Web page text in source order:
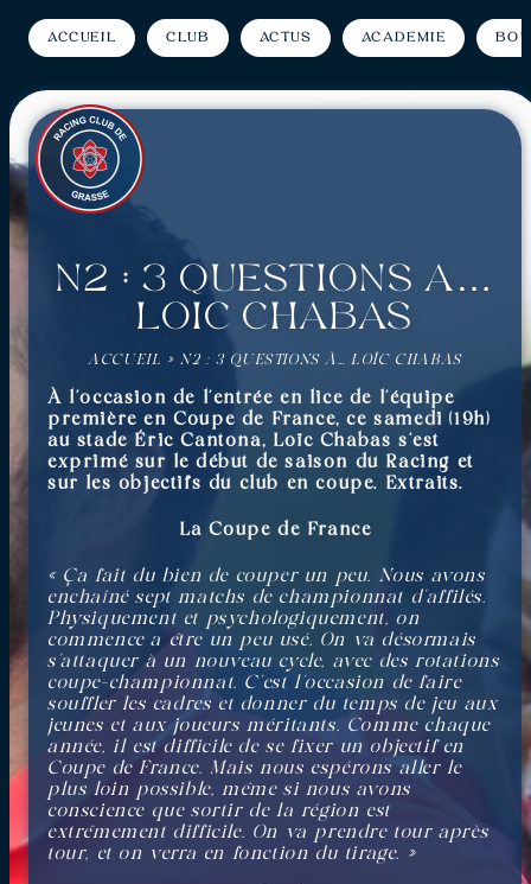
Accueil Club Actus Académie
N2 : 3 questions à…
Loïc Chabas
ACCUEIL »N2 : 3 QUESTIONS À… LOÏC CHABAS
À l’occasion de l’entrée en lice de l’équipe
première en Coupe de France, ce samedi (19h)
au stade Éric Cantona, Loïc Chabas s’est
exprimé sur le début de saison du Racing et
sur les objectifs du club en coupe. Extraits.
La Coupe de France
« Ça fait du bien de couper un peu. Nous avons
enchaîné sept matchs de championnat d’affilés.
Physiquement et psychologiquement, on
commence a être un peu usé. On va désormais
s’attaquer à un nouveau cycle, avec des rotations
coupe-championnat. C’est l’occasion de faire
souffler les cadres et donner du temps de jeu aux
jeunes et aux joueurs méritants. Comme chaque
année, il est difficile de se fixer un objectif en
Coupe de France. Mais nous espérons aller le
plus loin possible, même si nous avons
conscience que sortir de la région est
extrêmement difficile. On va prendre tour après
tour, et on verra en fonction du tirage. »